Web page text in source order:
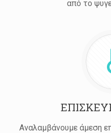
από το
Αναλαμβάνουμε άμεση